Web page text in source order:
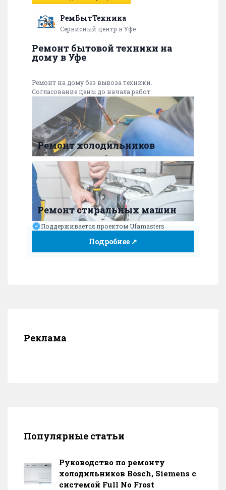
РемБытТехника
Сервисный центр в Уфе
Ремонт бытовой техники на
дому в Уфе
Ремонт на дому без вывоза техники.
Согласование цены до начала работ.
Ремонт холодильников
Ремонт стиральных машин
Поддерживается проектом Ufamasters
Подробнее ↗
Реклама
Популярные статьи
Руководство по ремонту
холодильников Bosch, Siemens с
системой Full No Frost